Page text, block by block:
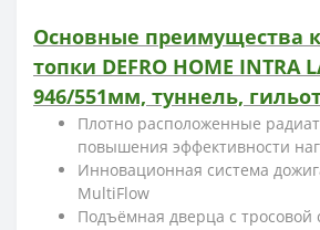
Основные преимущества
топки DEFRO HOME INTRA
946/551мм, туннель,
Плотно расположенные
повышения эффективности
Инновационная система
MultiFlow
Подъёмная дверца с тросовой